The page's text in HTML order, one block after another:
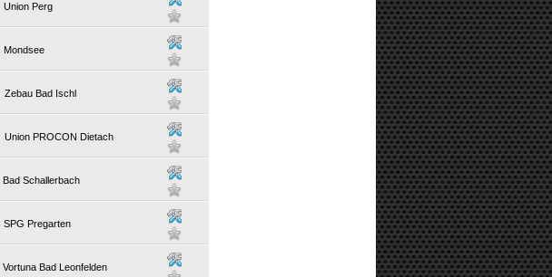
Union Perg
Mondsee
Zebau Bad Ischl
Union PROCON Dietach
Bad Schallerbach
SPG Pregarten
Vortuna Bad Leonfelden